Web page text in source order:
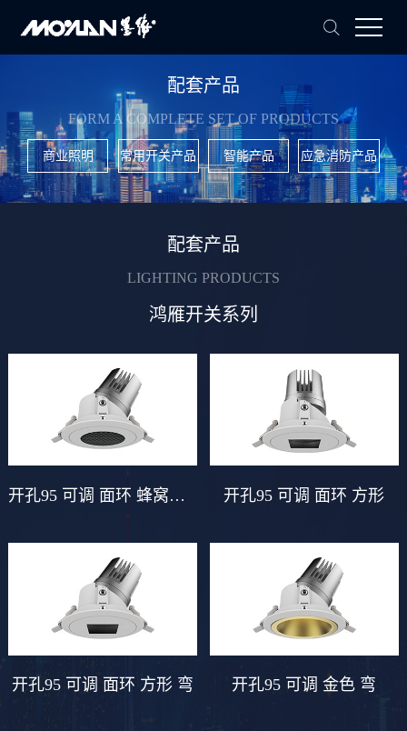
配套产品
FORM A COMPLETE SET OF PRODUCTS
商业照明 常用开关产品 智能产品 应急消防产品
配套产品
LIGHTING PRODUCTS
鸿雁开关系列
开孔95 可调 面环 蜂窝黑 弯 开孔95 可调 面环 方形
开孔95 可调 面环 方形 弯 开孔95 可调 金色 弯